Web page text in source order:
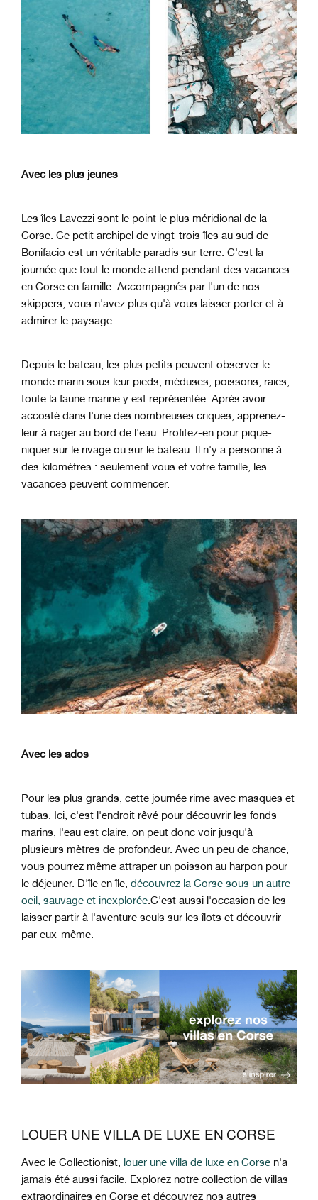
Avec les plus jeunes
Les îles Lavezzi sont le point le plus méridional de la
Corse. Ce petit archipel de vingt-trois îles au sud de
Bonifacio est un véritable paradis sur terre. C'est la
journée que tout le monde attend pendant des vacances
en Corse en famille. Accompagnés par l'un de nos
skippers, vous n'avez plus qu'à vous laisser porter et à
admirer le paysage.
Depuis le bateau, les plus petits peuvent observer le
monde marin sous leur pieds, méduses, poissons, raies,
toute la faune marine y est représentée. Après avoir
accosté dans l'une des nombreuses criques, apprenez-
leur à nager au bord de l'eau. Profitez-en pour pique-
niquer sur le rivage ou sur le bateau. Il n'y a personne à
des kilomètres : seulement vous et votre famille, les
vacances peuvent commencer.
Avec les ados
Pour les plus grands, cette journée rime avec masques et
tubas. Ici, c'est l'endroit rêvé pour découvrir les fonds
marins, l'eau est claire, on peut donc voir jusqu'à
plusieurs mètres de profondeur. Avec un peu de chance,
vous pourrez même attraper un poisson au harpon pour
le déjeuner. D'île en île, découvrez la Corse sous un autre
oeil, sauvage et inexplorée.C'est aussi l'occasion de les
laisser partir à l'aventure seuls sur les îlots et découvrir
par eux-même.
LOUER UNE VILLA DE LUXE EN CORSE
Avec le Collectionist, louer une villa de luxe en Corse n'a
jamais été aussi facile. Explorez notre collection de villas
extraordinaires en Corse et découvrez nos autres